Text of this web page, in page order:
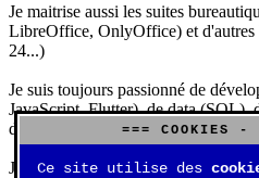
Je maitrise aussi les suites
LibreOffice, OnlyOffice) et
24...)
Je suis toujours passionné de
JavaScript, Flutter), de data
d'IA (principalement Claude et
J'aime jouer, surtout aux jeux de
=== COOKIES -
Ce site utilise des